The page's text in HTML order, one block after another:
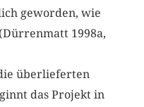
geworden, wie
1998a,
überlieferten
das Projekt in